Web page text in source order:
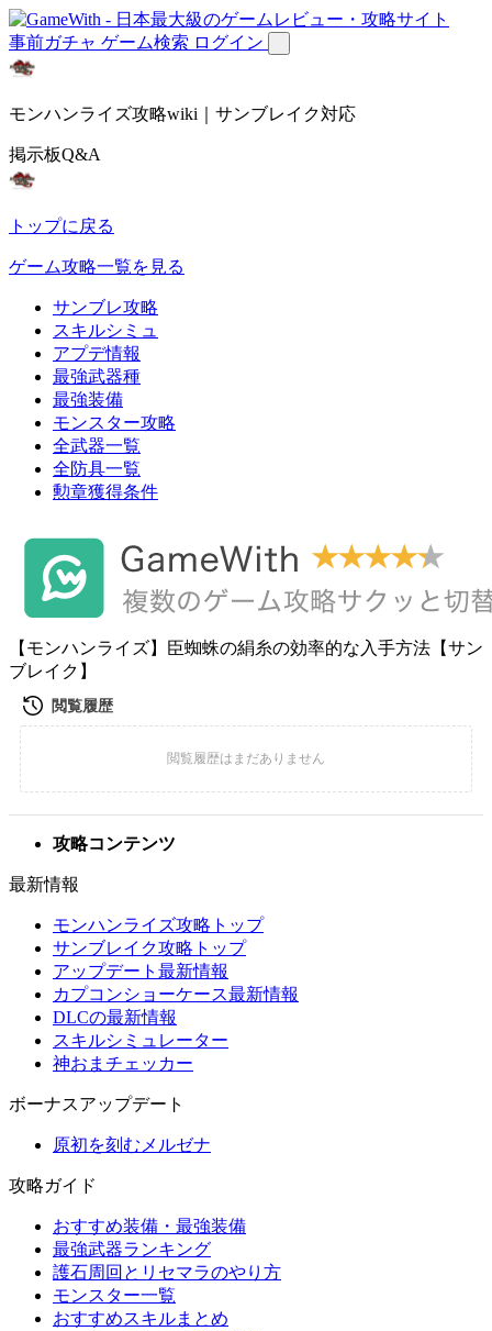
事前ガチャ ゲーム検索 ログイン
モンハンライズ攻略wiki｜サンブレイク対応
掲示板Q&A
トップに戻る
ゲーム攻略一覧を見る
サンブレ攻略
スキルシミュ
アプデ情報
最強武器種
最強装備
モンスター攻略
全武器一覧
全防具一覧
勲章獲得条件
【モンハンライズ】臣蜘蛛の絹糸の効率的な入手方法【サン
ブレイク】
攻略コンテンツ
最新情報
モンハンライズ攻略トップ
サンブレイク攻略トップ
アップデート最新情報
カプコンショーケース最新情報
DLCの最新情報
スキルシミュレーター
神おまチェッカー
ボーナスアップデート
原初を刻むメルゼナ
攻略ガイド
おすすめ装備・最強装備
最強武器ランキング
護石周回とリセマラのやり方
モンスター一覧
おすすめスキルまとめ